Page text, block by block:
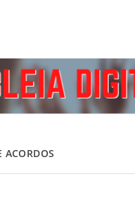
ACORDOS